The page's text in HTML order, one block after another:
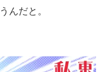
んだと。